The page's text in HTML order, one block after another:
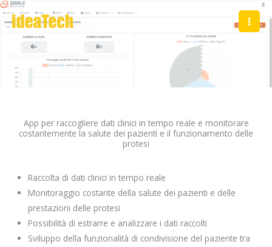
Vai
al
contenuto
App per raccogliere dati clinici in tempo reale e monitorare
costantemente la salute dei pazienti e il funzionamento delle
protesi
Raccolta di dati clinici in tempo reale
Monitoraggio costante della salute dei pazienti e delle
prestazioni delle protesi
Possibilità di estrarre e analizzare i dati raccolti
Sviluppo della funzionalità di condivisione del paziente tra